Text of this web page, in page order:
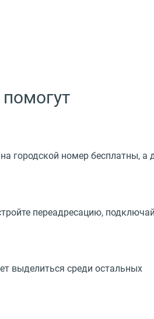
городской номер бесплатны,
переадресацию,
выделиться среди остальных